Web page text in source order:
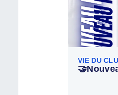
VIE DU